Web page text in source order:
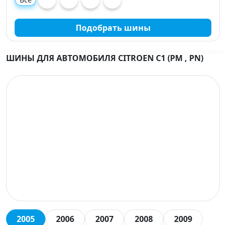
Подобрать шины
ШИНЫ ДЛЯ АВТОМОБИЛЯ CITROEN C1 (PM , PN)
2005 2006 2007 2008
2009